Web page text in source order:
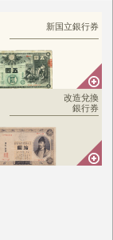
新国立銀行券
改造兌換
銀行券